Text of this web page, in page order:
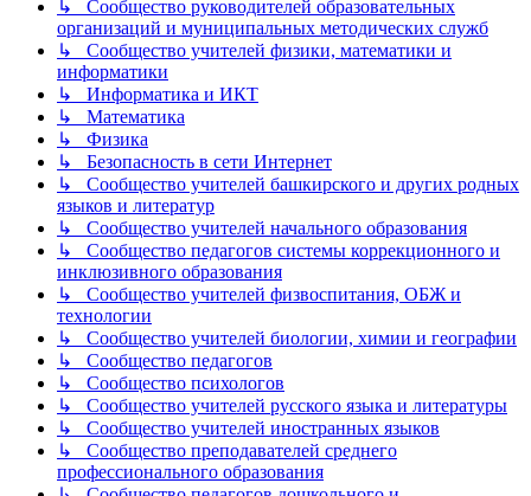
↳ Сообщество руководителей образовательных
организаций и муниципальных методических служб
↳ Сообщество учителей физики, математики и
информатики
↳ Информатика и ИКТ
↳ Математика
↳ Физика
↳ Безопасность в сети Интернет
↳ Сообщество учителей башкирского и других родных
языков и литератур
↳ Сообщество учителей начального образования
↳ Сообщество педагогов системы коррекционного и
инклюзивного образования
↳ Сообщество учителей физвоспитания, ОБЖ и
технологии
↳ Сообщество учителей биологии, химии и географии
↳ Сообщество педагогов
↳ Сообщество психологов
↳ Сообщество учителей русского языка и литературы
↳ Сообщество учителей иностранных языков
↳ Сообщество преподавателей среднего
профессионального образования